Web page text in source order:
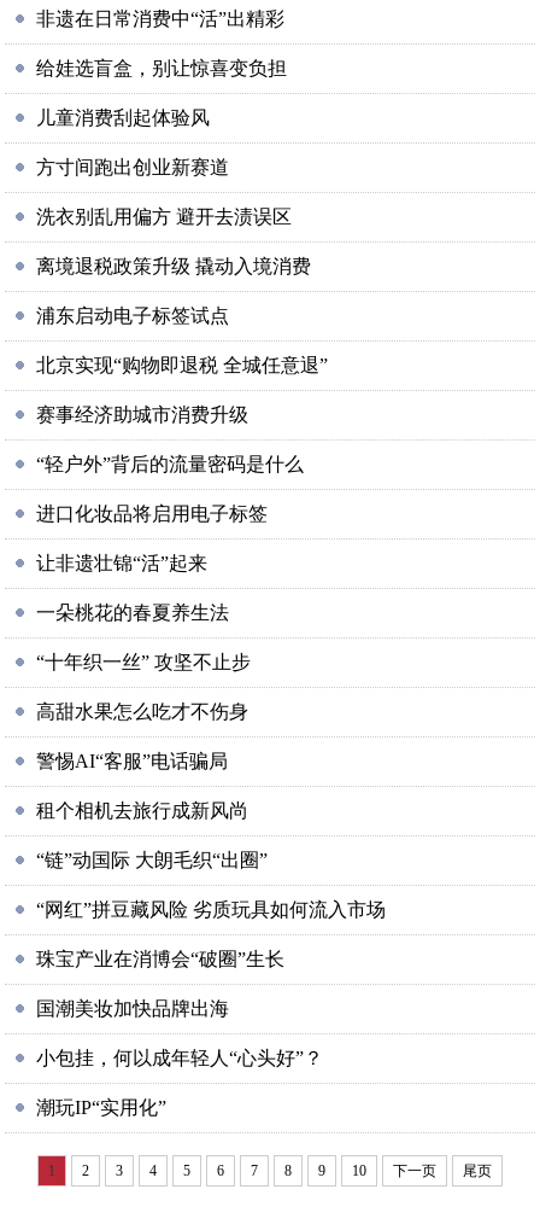
非遗在日常消费中“活”出精彩
给娃选盲盒，别让惊喜变负担
儿童消费刮起体验风
方寸间跑出创业新赛道
洗衣别乱用偏方 避开去渍误区
离境退税政策升级 撬动入境消费
浦东启动电子标签试点
北京实现“购物即退税 全城任意退”
赛事经济助城市消费升级
“轻户外”背后的流量密码是什么
进口化妆品将启用电子标签
让非遗壮锦“活”起来
一朵桃花的春夏养生法
“十年织一丝” 攻坚不止步
高甜水果怎么吃才不伤身
警惕AI“客服”电话骗局
租个相机去旅行成新风尚
“链”动国际 大朗毛织“出圈”
“网红”拼豆藏风险 劣质玩具如何流入市场
珠宝产业在消博会“破圈”生长
国潮美妆加快品牌出海
小包挂，何以成年轻人“心头好”？
潮玩IP“实用化”
1 2 3 4 5 6 7 8 9 10 下一页 尾页